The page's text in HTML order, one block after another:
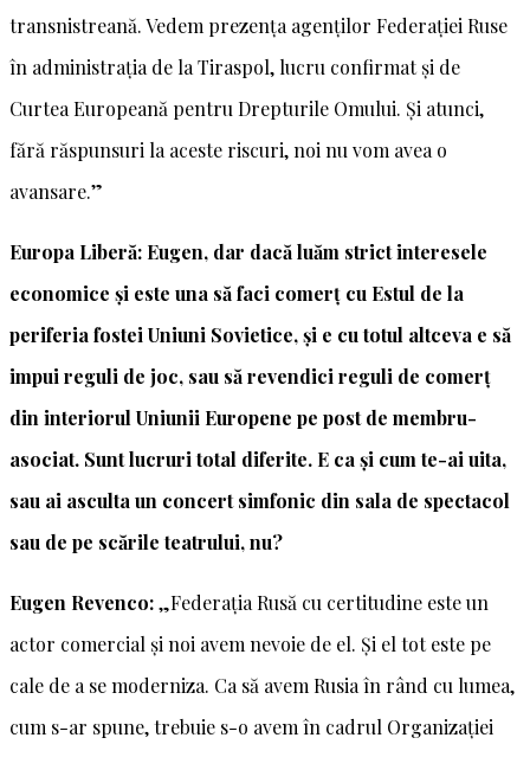
transnistreană. Vedem prezența agenților Federației Ruse
în administrația de la Tiraspol, lucru confirmat și de
Curtea Europeană pentru Drepturile Omului. Și atunci,
fără răspunsuri la aceste riscuri, noi nu vom avea o
avansare.”
Europa Liberă: Eugen, dar dacă luăm strict interesele
economice și este una să faci comerț cu Estul de la
periferia fostei Uniuni Sovietice, și e cu totul altceva e să
impui reguli de joc, sau să revendici reguli de comerț
din interiorul Uniunii Europene pe post de membru-
asociat. Sunt lucruri total diferite. E ca și cum te-ai uita,
sau ai asculta un concert simfonic din sala de spectacol
sau de pe scările teatrului, nu?
Eugen Revenco:„Federația Rusă cu certitudine este un
actor comercial și noi avem nevoie de el. Și el tot este pe
cale de a se moderniza. Ca să avem Rusia în rând cu lumea,
cum s-ar spune, trebuie s-o avem în cadrul Organizației